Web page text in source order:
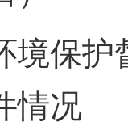
境保
情况